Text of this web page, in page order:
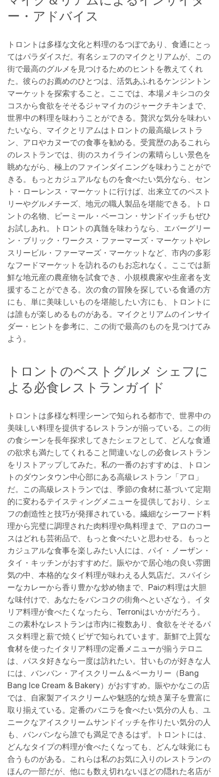
ー・アドバイス
トロントは多様な文化と料理のるつぼであり、食通にとっ
てはパラダイスだ。有名シェフのマイクとリアムが、この
街で最高のグルメを見つけるためのヒントを教えてくれ
た。彼らのお薦めのひとつは、活気あふれるケンジントン
マーケットを探索すること。ここでは、本場メキシコのタ
コスから食欲をそそるジャマイカのジャークチキンまで、
世界中の料理を味わうことができる。贅沢な気分を味わい
たいなら、マイクとリアムはトロントの最高級レストラ
ン、アロやカヌーでの食事を勧める。受賞歴のあるこれら
のレストランでは、街のスカイラインの素晴らしい景色を
眺めながら、極上のファインダイニングを味わうことがで
きる。もっとカジュアルなものを食べたい気分なら、セン
ト・ローレンス・マーケットに行けば、出来立てのペスト
リーやグルメチーズ、地元の職人製品を堪能できる。トロ
ントの名物、ピーミール・ベーコン・サンドイッチもぜひ
お試しあれ。トロントの真髄を味わうなら、エバーグリー
ン・ブリック・ワークス・ファーマーズ・マーケットやレ
スリービル・ファーマーズ・マーケットなど、市内の多彩
なフードマーケットを訪れるのもお忘れなく。ここでは新
鮮な地元産の農産物を試食でき、小規模農家や生産者を支
援することができる。次の食の冒険を探している食通の方
にも、単に美味しいものを堪能したい方にも、トロントに
は誰もが楽しめるものがある。マイクとリアムのインサイ
ダー・ヒントを参考に、この街で最高のものを見つけてみ
よう。
トロントのベストグルメ シェフに
よる必食レストランガイド
トロントは多様な料理シーンで知られる都市で、世界中の
美味しい料理を提供するレストランが揃っている。この街
の食シーンを長年探求してきたシェフとして、どんな食通
の欲求も満たしてくれること間違いなしの必食レストラン
をリストアップしてみた。私の一番のおすすめは、トロン
トのダウンタウン中心部にある高級レストラン「アロ」
だ。この高級レストランでは、季節の食材に基づいて定期
的に変わるテイスティングメニューを提供しており、シェ
フの創造性と技巧が発揮されている。繊細なシーフード料
理から完璧に調理された肉料理や鳥料理まで、アロのコー
スはどれも芸術品で、もっと食べたいと思わせる。もっと
カジュアルな食事を楽しみたい人には、パイ・ノーザン・
タイ・キッチンがおすすめだ。賑やかで居心地の良い雰囲
気の中、本格的なタイ料理が味わえる人気店だ。スパイシ
ーなカレーから香り豊かな炒め物まで、Paiの料理は大胆
な味付けで、あなたをバンコクの街角へといざなう。イタ
リア料理が食べたくなったら、Terroniはいかがだろう。
この素朴なレストランは市内に複数あり、食欲をそそるパ
スタ料理と薪で焼くピザで知られています。新鮮で上質な
食材を使ったイタリア料理の定番メニューが揃うテロニ
は、パスタ好きなら一度は訪れたい。甘いものが好きな人
には、バンバン・アイスクリーム＆ベーカリー（Bang
Bang Ice Cream & Bakery）がおすすめ。賑やかなこの店
では、自家製アイスクリームや魅惑的な焼き菓子を豊富に
取り揃えている。定番のバニラを食べたい気分の人も、ユ
ニークなアイスクリームサンドイッチを作りたい気分の人
も、バンバンなら誰でも満足できるはず。トロントには、
どんなタイプの料理が食べたくなっても、どんな味覚にも
合うものがある。これらは私のお気に入りのレストランの
ほんの一部だが、他にも数え切れないほどの隠れた名店が